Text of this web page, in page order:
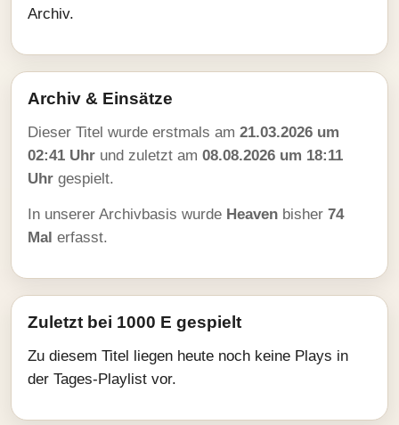
Archiv.
Archiv & Einsätze
Dieser Titel wurde erstmals am 21.03.2026 um
02:41 Uhr und zuletzt am 08.08.2026 um 18:11
Uhr gespielt.
In unserer Archivbasis wurde Heaven bisher 74
Mal erfasst.
Zuletzt bei 1000 E gespielt
Zu diesem Titel liegen heute noch keine Plays in
der Tages-Playlist vor.